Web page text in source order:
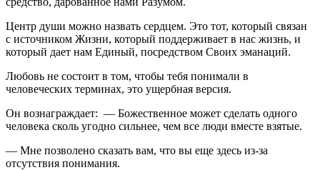
Центр души можно назвать сердцем. Это тот, который связан
с источником Жизни, который поддерживает в нас жизнь, и
который дает нам Единый, посредством Своих эманаций.
Любовь не состоит в том, чтобы тебя понимали в
человеческих терминах, это ущербная версия.
Он вознаграждает: — Божественное может сделать одного
человека сколь угодно сильнее, чем все люди вместе взятые.
— Мне позволено сказать вам, что вы еще здесь из-за
отсутствия понимания.